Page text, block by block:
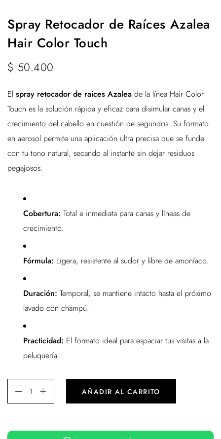
Spray Retocador de Raíces Azalea
Hair Color Touch
$ 50.400
El spray retocador de raíces Azalea de la línea Hair Color
Touch es la solución rápida y eficaz para disimular canas y el
crecimiento del cabello en cuestión de segundos. Su formato
en aerosol permite una aplicación ultra precisa que se funde
con tu tono natural, secando al instante sin dejar residuos
pegajosos.
Cobertura: Total e inmediata para canas y líneas de
crecimiento.
Fórmula: Ligera, resistente al sudor y libre de amoníaco.
Duración: Temporal, se mantiene intacto hasta el próximo
lavado con champú.
Practicidad: El formato ideal para espaciar tus visitas a la
peluquería.
AÑADIR AL CARRITO